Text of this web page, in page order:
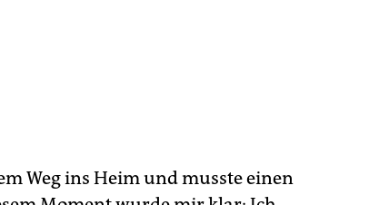
Weg ins Heim und musste einen